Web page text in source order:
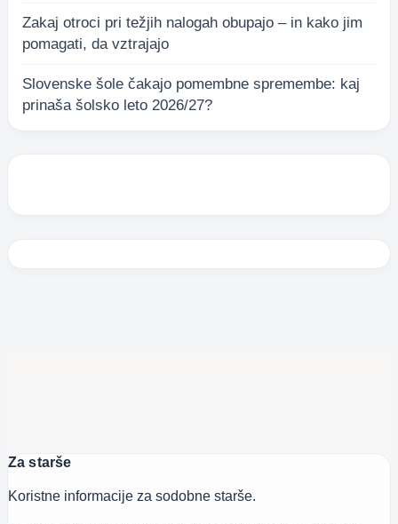
Zakaj otroci pri težjih nalogah obupajo – in kako jim
pomagati, da vztrajajo
Slovenske šole čakajo pomembne spremembe: kaj
prinaša šolsko leto 2026/27?
Za starše
Koristne informacije za sodobne starše.